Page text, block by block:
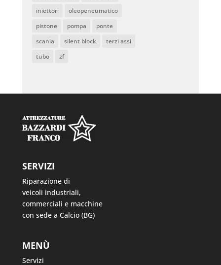
iniettori
oleopeneumatico
pistone
pompa
ponte
scania
silent block
terzi assi
tubo
zf
SERVIZI
Riparazione di
veicoli industriali,
commerciali e macchine
con sede a Calcio (BG)
MENÙ
Servizi